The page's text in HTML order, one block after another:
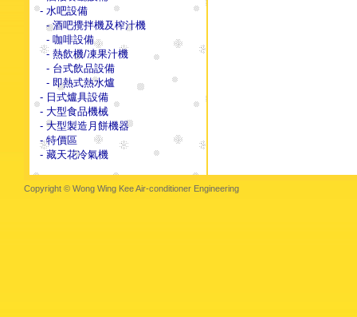
- 水吧設備
- 酒吧攪拌機及榨汁機
- 咖啡設備
- 熱飲機/凍果汁機
- 台式飲品設備
- 即熱式熱水爐
- 日式爐具設備
- 大型食品機械
- 大型製造月餅機器
- 特價區
- 藏天花冷氣機
Copyright © Wong Wing Kee Air-conditioner Engineering